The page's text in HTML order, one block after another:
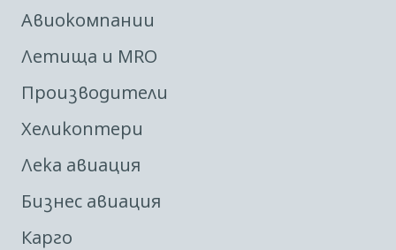
Авиокомпании
Летища и MRO
Производители
Хеликоптери
Лека авиация
Бизнес авиация
Карго